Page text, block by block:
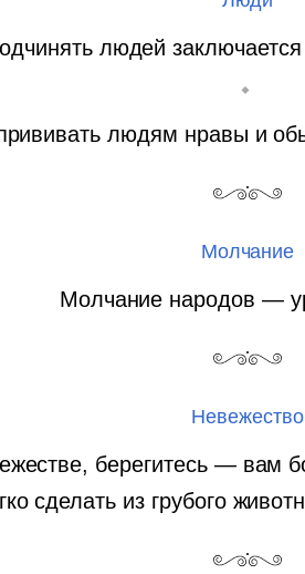
людей
людям нравы и
Молчание
Молчание народов —
Невежество
берегитесь — вам
сделать из грубого